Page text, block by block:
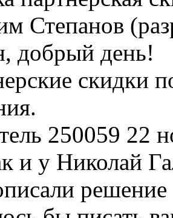
Степанов
добрый день!
скидки
250059 22
и у Николай
решение